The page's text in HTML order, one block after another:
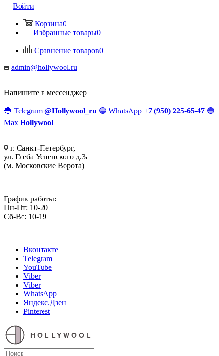
Войти
Корзина0
Избранные товары0
Сравнение товаров0
admin@hollywool.ru
Напишите в мессенджер
🔵 Telegram @Hollywool_ru 🟢 WhatsApp +7 (950) 225-65-47 🟣
Max Hollywool
г. Санкт-Петербург,
ул. Глеба Успенского д.3а
(м. Московские Ворота)
График работы:
Пн-Пт: 10-20
Сб-Вс: 10-19
Вконтакте
Telegram
YouTube
Viber
Viber
WhatsApp
Яндекс.Дзен
Pinterest
HOLLYWOOL